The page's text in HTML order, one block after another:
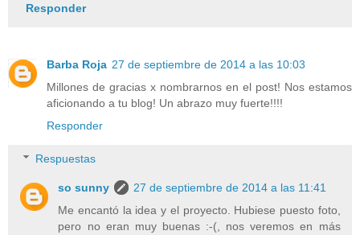
Responder
Barba Roja 27 de septiembre de 2014 a las 10:03
Millones de gracias x nombrarnos en el post! Nos estamos
aficionando a tu blog! Un abrazo muy fuerte!!!!
Responder
Respuestas
so sunny
27 de septiembre de 2014 a las 11:41
Me encantó la idea y el proyecto. Hubiese puesto foto,
pero no eran muy buenas :-(, nos veremos en más